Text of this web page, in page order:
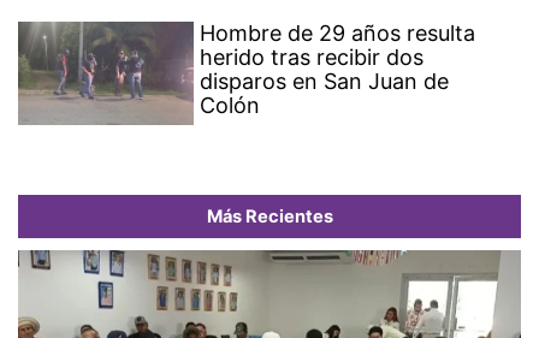
Hombre de 29 años resulta
herido tras recibir dos
disparos en San Juan de
Colón
Más Recientes